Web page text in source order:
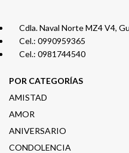
Cdla. Naval Norte MZ4 V4,
Cel.: 0990959365
Cel.: 0981744540
POR CATEGORÍAS
AMISTAD
AMOR
ANIVERSARIO
CONDOLENCIA